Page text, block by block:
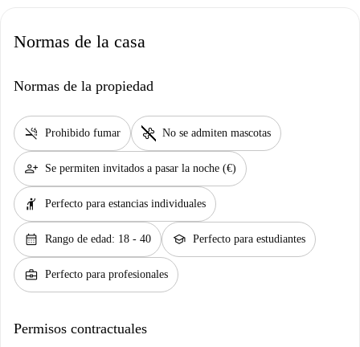
Normas de la casa
Normas de la propiedad
smoke_free Prohibido fumar pet_supplies No se admiten mascotas
person_add Se permiten invitados a pasar la noche (€)
hail Perfecto para estancias individuales
calendar_month Rango de edad: 18 - 40 school Perfecto para estudiantes
business_center Perfecto para profesionales
Permisos contractuales